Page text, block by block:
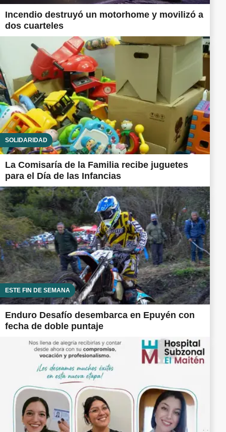
Incendio destruyó un motorhome y movilizó a
dos cuarteles
SOLIDARIDAD
La Comisaría de la Familia recibe juguetes
para el Día de las Infancias
ESTE FIN DE SEMANA
Enduro Desafío desembarca en Epuyén con
fecha de doble puntaje